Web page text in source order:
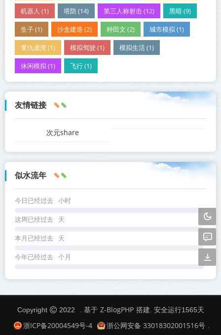
机器人 (1) 塔防 (14) 第三人称射击 (12) 黑暗 (9)
生子 (1) 沙盒建造 (2) 种田文 (2) 城市模拟 (1)
复仇虐渣 (1) 模拟驾驶 (1) 模拟生活 (1)
休闲模拟 (1) 飞行 (1)
友情链接
次元share
似水流年
今日已经过去 小时
这周已经过去 天
本月已经过去 天
今年已经过去 个月
Copyright 2022 . 基于 Z-BlogPHP 搭建. 安全运行1565天
浙ICP备20004549号-4 浙公网安备 33018302001516号